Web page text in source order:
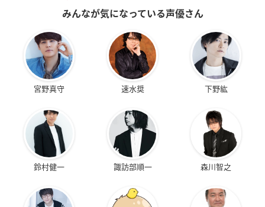
みんなが気になっている声優さん
宮野真守 速水奨 下野紘
鈴村健一 諏訪部順一 森川智之